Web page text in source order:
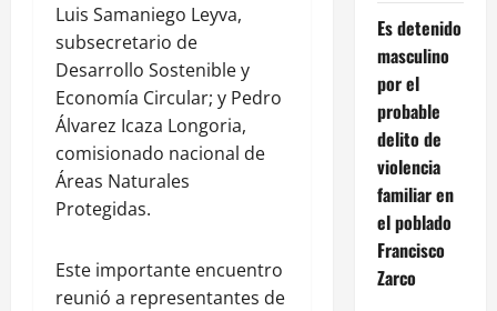
Luis Samaniego Leyva,
subsecretario de
Desarrollo Sostenible y
Economía Circular; y Pedro
Álvarez Icaza Longoria,
comisionado nacional de
Áreas Naturales
Protegidas.
Este importante encuentro
reunió a representantes de
Es detenido
masculino
por el
probable
delito de
violencia
familiar en
el poblado
Francisco
Zarco